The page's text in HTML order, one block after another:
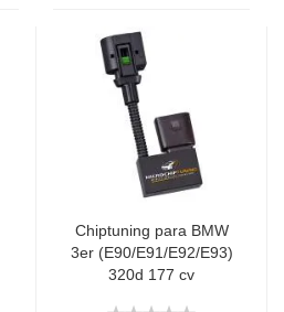
Chiptuning para BMW
3er (E90/E91/E92/E93)
320d 177 cv